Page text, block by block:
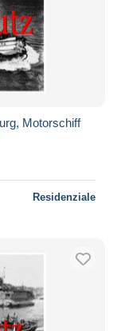
Motorschiff
Residenziale